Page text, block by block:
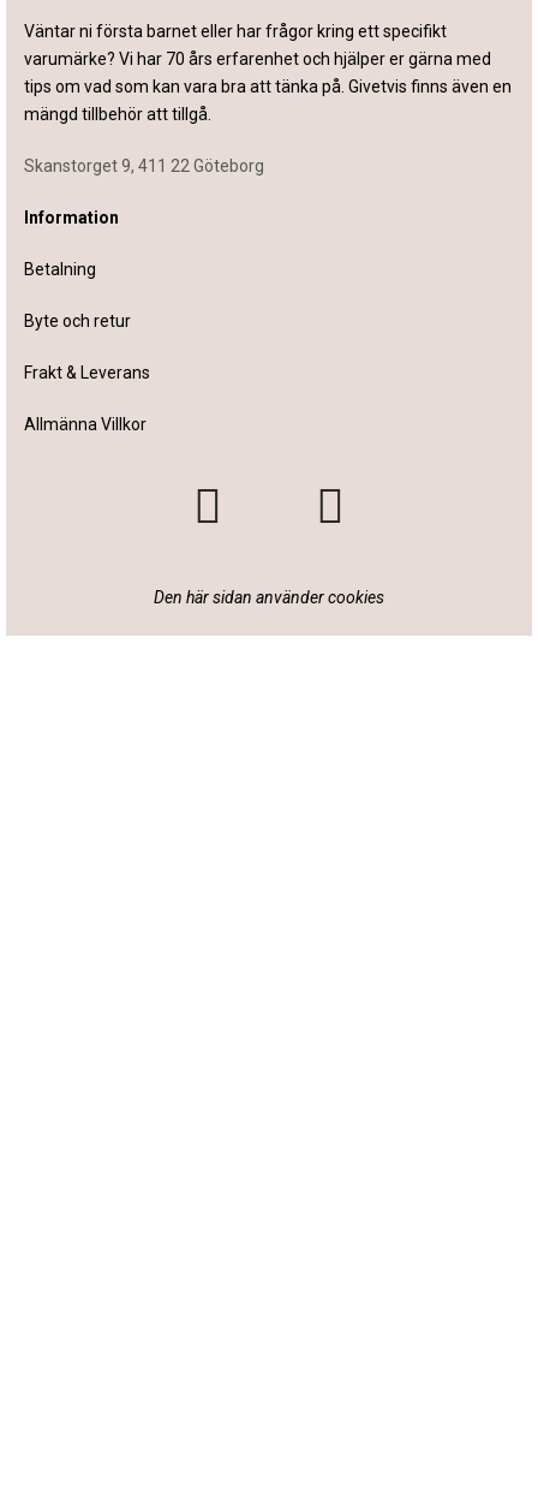
Väntar ni första barnet eller har frågor kring ett specifikt
varumärke? Vi har 70 års erfarenhet och hjälper er gärna med
tips om vad som kan vara bra att tänka på. Givetvis finns även en
mängd tillbehör att tillgå.
Skanstorget 9, 411 22 Göteborg
Information
Betalning
Byte och retur
Frakt & Leverans
Allmänna Villkor
Den här sidan använder cookies